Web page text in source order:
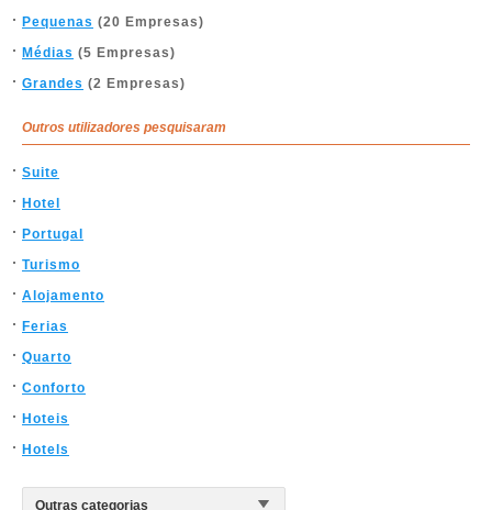
Pequenas (20 Empresas)
Médias (5 Empresas)
Grandes (2 Empresas)
Outros utilizadores pesquisaram
Suite
Hotel
Portugal
Turismo
Alojamento
Ferias
Quarto
Conforto
Hoteis
Hotels